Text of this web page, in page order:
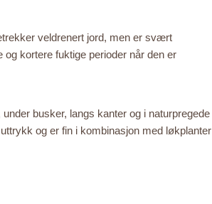
veldrenert jord, men er svært
kortere fuktige perioder når den er
busker, langs kanter og i naturpregede
og er fin i kombinasjon med løkplanter